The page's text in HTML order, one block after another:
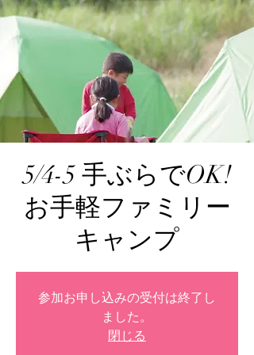
5/4-5 手ぶらでOK!
お手軽ファミリー
キャンプ
参加お申し込みの受付は終了し
ました。
閉じる